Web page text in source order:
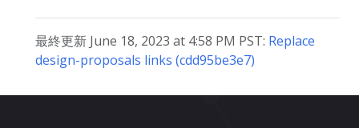
最終更新 June 18, 2023 at 4:58 PM PST: Replace
design-proposals links (cdd95be3e7)